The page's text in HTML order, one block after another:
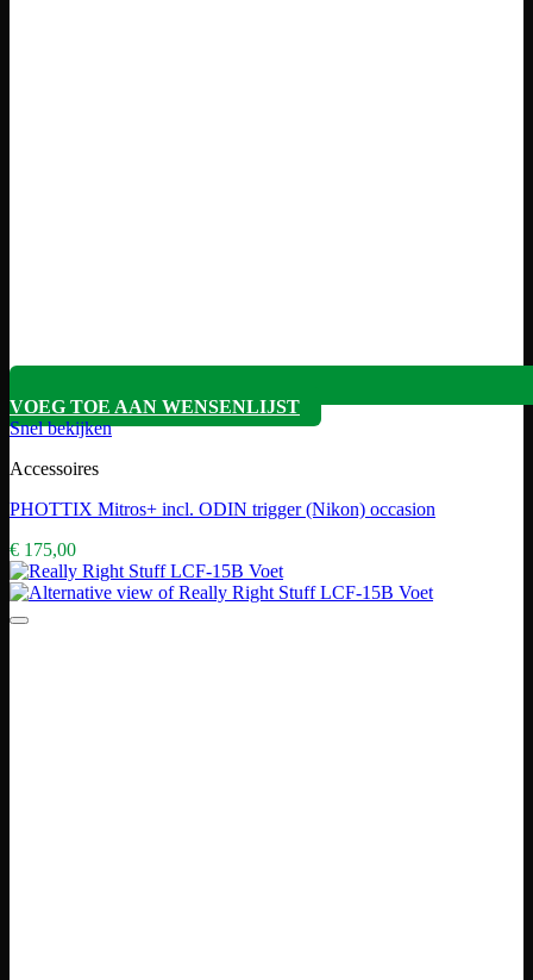
VOEG TOE AAN WENSENLIJST
Snel bekijken
Accessoires
PHOTTIX Mitros+ incl. ODIN trigger (Nikon) occasion
€ 175,00